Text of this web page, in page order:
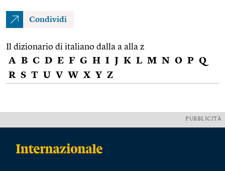
Condividi
Il dizionario di italiano dalla a alla z
A B C D E F G H I J K L M N O P Q
R S T U V W X Y Z
PUBBLICITÀ